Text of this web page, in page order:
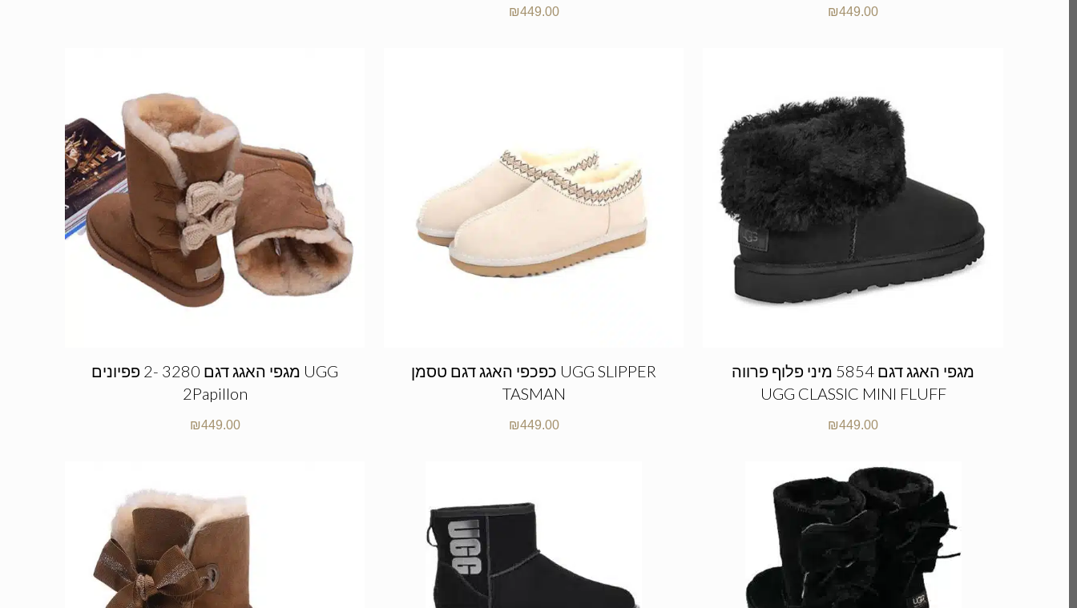
₪449.00 ₪449.00
מגפי האגג דגם 3280 -2 פפיונים UGG
2Papillon
₪449.00
כפכפי האגג דגם טסמן UGG SLIPPER
TASMAN
₪449.00
מגפי האגג דגם 5854 מיני פלוף פרווה
UGG CLASSIC MINI FLUFF
₪449.00